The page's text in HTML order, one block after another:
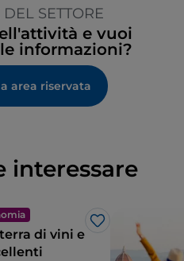
SETTORE
e vuoi
informazioni?
area riservata
interessare
Like
di vini e